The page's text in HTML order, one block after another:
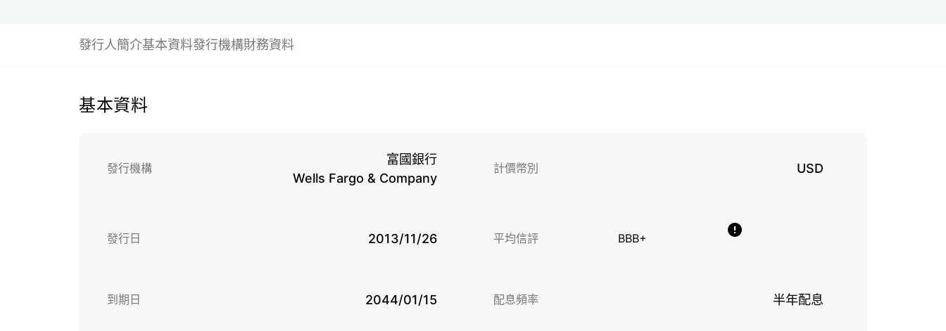
發行人簡介基本資料發行機構財務資料
基本資料
發行機構
富國銀行
Wells Fargo & Company
計價幣別 USD
發行日 2013/11/26 平均信評 BBB+
到期日 2044/01/15 配息頻率 半年配息